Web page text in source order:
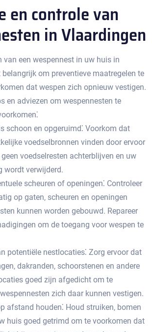
en controle van
in Vlaardingen
van een wespennest in uw huis in
om preventieve maatregelen te
dat wespen zich opnieuw vestigen.​
en adviezen om wespennesten te
schoon en opgeruimd⁚ Voorkom dat
voedselbronnen vinden door ervoor
voedselresten achterblijven en uw
wordt verwijderd.
scheuren of openingen⁚ Controleer
op gaten‚ scheuren en openingen
kunnen worden gebouwd.​ Repareer
om de toegang voor wespen te
potentiële nestlocaties⁚ Zorg ervoor dat
dakranden‚ schoorstenen en andere
goed zijn afgedicht om te
zich daar kunnen vestigen.​
afstand houden⁚ Houd struiken‚ bomen
huis goed getrimd om te voorkomen dat